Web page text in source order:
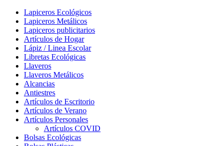
Lapiceros Ecológicos
Lapiceros Metálicos
Lapiceros publicitarios
Artículos de Hogar
Lápiz / Linea Escolar
Libretas Ecológicas
Llaveros
Llaveros Metálicos
Alcancias
Antiestres
Artículos de Escritorio
Artículos de Verano
Artículos Personales
Artículos COVID
Bolsas Ecológicas